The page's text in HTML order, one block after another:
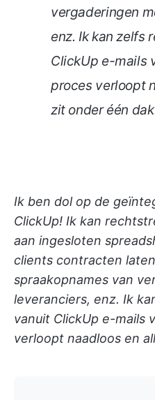
vergaderingen
enz. Ik kan zelfs
ClickUp e-mails
proces verloopt
zit onder één
Ik ben dol op de
ClickUp! Ik kan
aan ingesloten
clients contracten
spraakopnames van
leveranciers, enz. Ik
vanuit ClickUp e-mails
verloopt naadloos en